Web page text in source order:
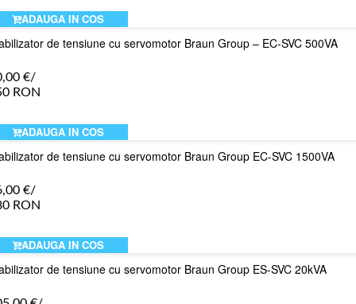
ADAUGA IN COS
de tensiune cu servomotor Braun Group – EC-SVC 500VA
€/
RON
ADAUGA IN COS
de tensiune cu servomotor Braun Group EC-SVC 1500VA
€/
RON
ADAUGA IN COS
de tensiune cu servomotor Braun Group ES-SVC 20kVA